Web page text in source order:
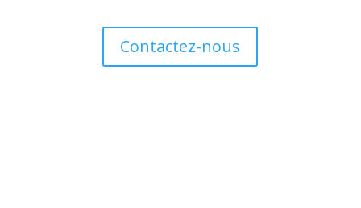
Contactez-nous